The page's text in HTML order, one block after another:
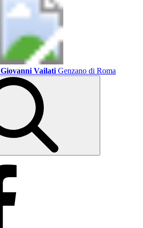
Giovanni Vailati Genzano di Roma